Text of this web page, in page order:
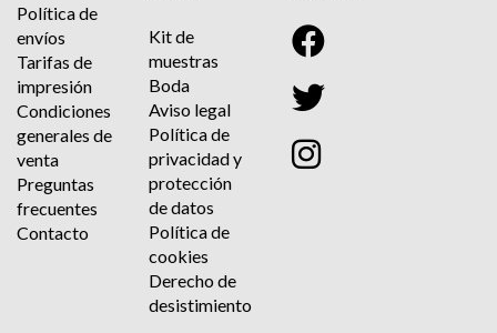
Política de
envíos
Tarifas de
impresión
Condiciones
generales de
venta
Preguntas
frecuentes
Contacto
Kit de
muestras
Boda
Aviso legal
Política de
privacidad y
protección
de datos
Política de
cookies
Derecho de
desistimiento